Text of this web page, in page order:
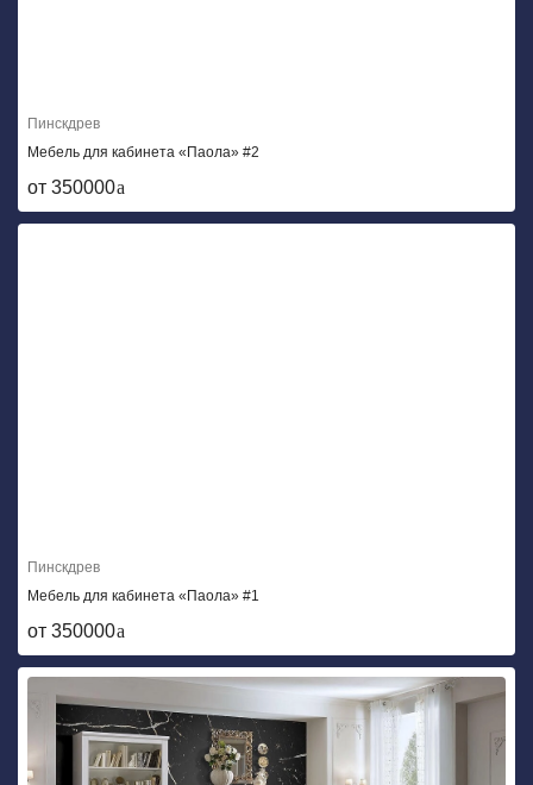
Пинскдрев
Мебель для кабинета «Паола» #2
от 350000
Пинскдрев
Мебель для кабинета «Паола» #1
от 350000